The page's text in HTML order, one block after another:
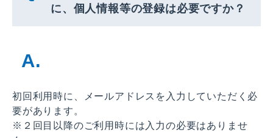
に、個人情報等の登録は必要ですか？
初回利用時に、メールアドレスを入力していただく必
要があります。
※２回目以降のご利用時には入力の必要はありませ